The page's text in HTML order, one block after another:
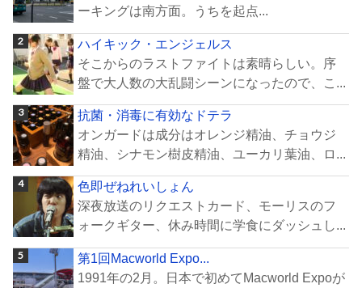
ーキングは南方面。うちを起点...
ハイキック・エンジェルス
そこからのラストファイトは素晴らしい。序
盤で大人数の大乱闘シーンになったので、こ...
抗菌・消毒に有効なドテラ
オンガードは成分はオレンジ精油、チョウジ
精油、シナモン樹皮精油、ユーカリ葉油、ロ...
色即ぜねれいしょん
深夜放送のリクエストカード、モーリスのフ
ォークギター、休み時間に学食にダッシュし...
第1回Macworld Expo...
1991年の2月。日本で初めてMacworld Expoが